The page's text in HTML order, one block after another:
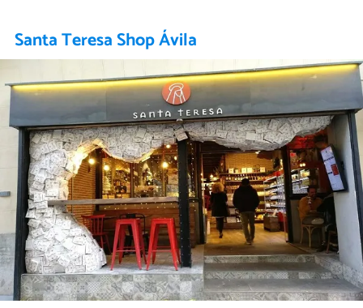
Santa Teresa Shop Ávila